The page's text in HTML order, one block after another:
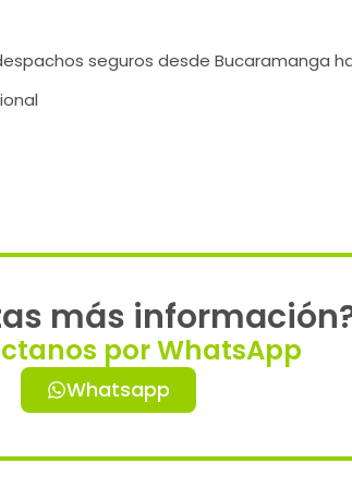
seguros desde Bucaramanga
más
por WhatsApp
Whatsapp